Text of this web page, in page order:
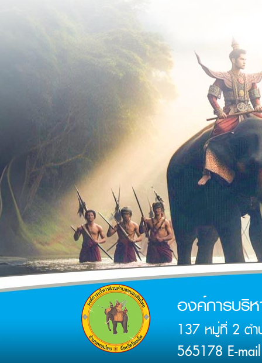
องค์การบริ
137 หมู่ที่ 2 ​ตำ
565178 E-